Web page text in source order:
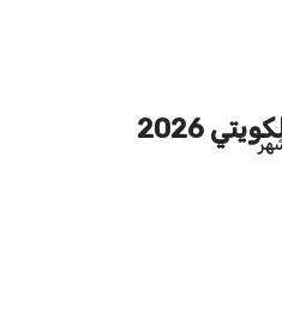
2026